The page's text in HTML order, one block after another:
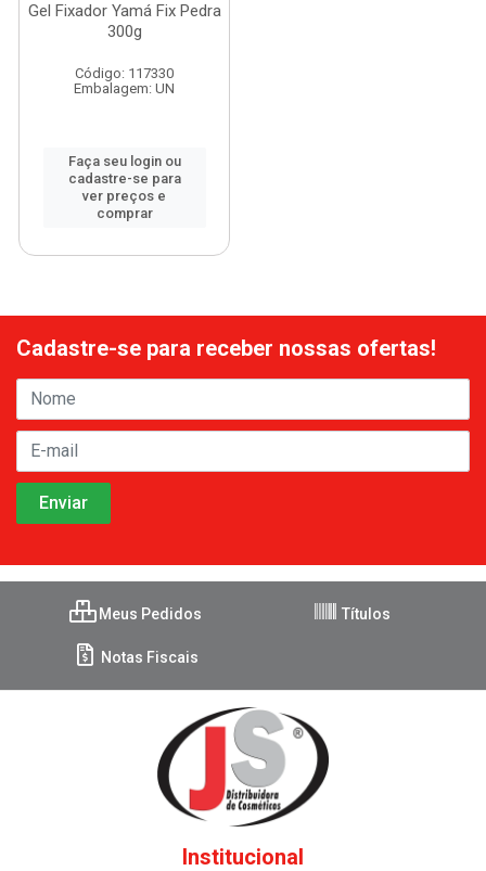
Gel Fixador Yamá Fix Pedra
300g
Código: 117330
Embalagem: UN
Faça seu login ou
cadastre-se para
ver preços e
comprar
Cadastre-se para receber nossas ofertas!
Meus Pedidos Títulos
Notas Fiscais
Institucional